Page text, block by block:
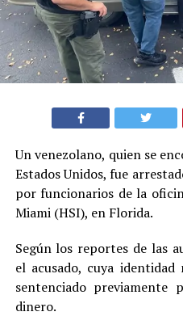
Un venezolano, quien se
Estados Unidos, fue
por funcionarios de la
Miami (HSI), en Florida.
Según los reportes de las
el acusado, cuya
sentenciado
dinero.